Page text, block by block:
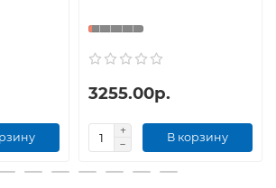
3255.00р.
В корзину